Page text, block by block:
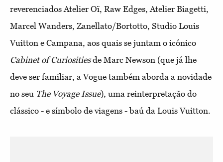
reverenciados Atelier Oï, Raw Edges, Atelier Biagetti,
Marcel Wanders, Zanellato/Bortotto, Studio Louis
Vuitton e Campana, aos quais se juntam o icónico
Cabinet of Curiositiesde Marc Newson (que já lhe
deve ser familiar, a Vogue também aborda a novidade
no seu The Voyage Issue), uma reinterpretação do
clássico - e símbolo de viagens - baú da Louis Vuitton.